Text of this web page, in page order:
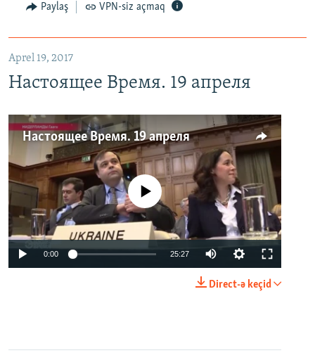
Paylaş VPN-siz açmaq
Aprel 19, 2017
Настоящее Время. 19 апреля
Настоящее Время. 19 апреля
No media source currently available
0:00 25:27
Direct-ə keçid